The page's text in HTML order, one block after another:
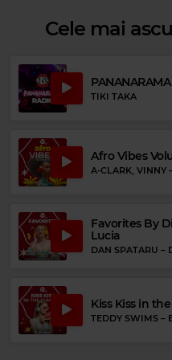
THE BANGLES
Cele mai
TIKI TAKA
Afro Vibes
A-CLARK, VINNY
Favorites By
Lucia
DAN SPATARU –
Kiss Kiss in
TEDDY SWIMS –